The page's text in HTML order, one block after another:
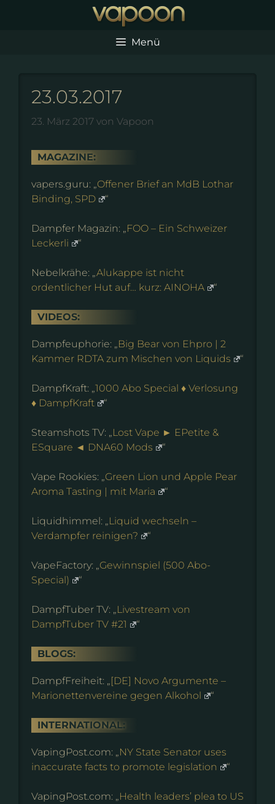
Menü
23.03.2017
23. März 2017 von Vapoon
MAGAZINE:
vapers.guru: „ Offener Brief an MdB Lothar
Binding, SPD
“
Dampfer Magazin: „ FOO – Ein Schweizer
Leckerli
“
Nebelkrähe: „ Alukappe ist nicht
ordentlicher Hut auf… kurz: AINOHA
“
VIDEOS:
Dampfeuphorie: „ Big Bear von Ehpro | 2
Kammer RDTA zum Mischen von Liquids
“
DampfKraft: „ 1000 Abo Special ♦ Verlosung
♦ DampfKraft
“
Steamshots TV: „ Lost Vape ► EPetite &
ESquare ◄ DNA60 Mods
“
Vape Rookies: „ Green Lion und Apple Pear
Aroma Tasting | mit Maria
“
Liquidhimmel: „ Liquid wechseln –
Verdampfer reinigen?
“
VapeFactory: „ Gewinnspiel (500 Abo-
Special)
“
DampfTuber TV: „ Livestream von
DampfTuber TV #21
“
BLOGS:
DampfFreiheit: „ [DE] Novo Argumente –
Marionettenvereine gegen Alkohol
“
INTERNATIONAL:
VapingPost.com: „ NY State Senator uses
inaccurate facts to promote legislation
“
VapingPost.com: „ Health leaders’ plea to US